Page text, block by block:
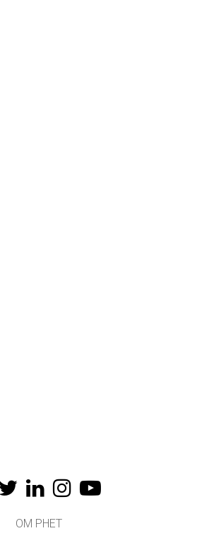
OM PHET